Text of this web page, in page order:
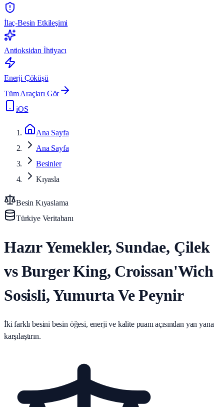
İlaç-Besin Etkileşimi
Antioksidan İhtiyacı
Enerji Çöküşü
Tüm Araçları Gör
iOS
Ana Sayfa
Ana Sayfa
Besinler
Kıyasla
Besin Kıyaslama
Türkiye Veritabanı
Hazır Yemekler, Sundae, Çilek
vs Burger King, Croissan'Wich
Sosisli, Yumurta Ve Peynir
İki farklı besini besin öğesi, enerji ve kalite puanı açısından yan yana
karşılaştırın.